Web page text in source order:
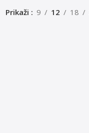
Prikaži 9 12 18